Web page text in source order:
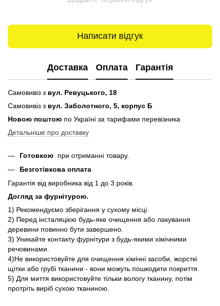
Написати відгук
Доставка Оплата Гарантія
Самовивіз з вул. Ревуцького, 18
Самовивіз з вул. Заболотного, 5, корпус Б
Новою поштою по Україні за тарифами перевізника
Детальніше про доставку
Готовкою при отриманні товару.
Безготівкова оплата
Гарантія від виробника від 1 до 3 років.
Догляд за фурнітурою.
1) Рекомендуємо зберігання у сухому місці.
2) Перед інсталяцією будь-яке очищення або лакування
деревини повинно бути завершено.
3) Уникайте контакту фурнітури з будь-якими хімічними
речовинами.
4)Не використовуйте для очищення хімічні засоби, жорсткі
щітки або грубі тканини - вони можуть пошкодити покриття.
5) Для миття використовуйте тільки вологу тканину, потім
протріть виріб сухою тканиною.